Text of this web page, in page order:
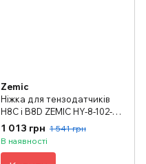
Zemic
Ніжка для тензодатчиків
H8C і B8D ZEMIC HY-8-102-
2,5/5t (сталь)
1 013 грн 1 541 грн
В наявності